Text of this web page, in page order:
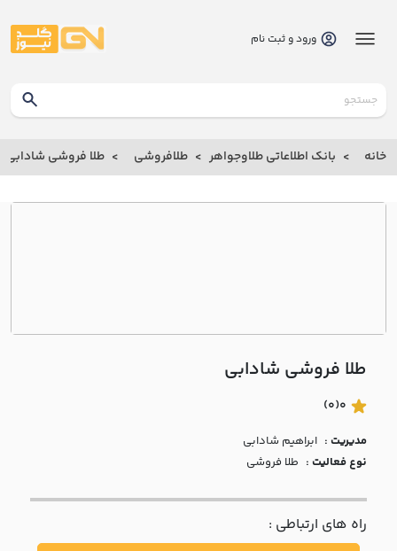
بانک
بانک
اطلاعاتی
درباره
با ما
مقالات
اخبار
پرسش
ورود و ثبت نام
خانه بانک اطلاعاتی طلاوجواهر طلافروشی طلا فروشی شادابي
طلا فروشی شادابي
0
(0)
مدیریت : ابراهيم شادابي
نوع فعالیت : طلا فروشی
راه های ارتباطی :